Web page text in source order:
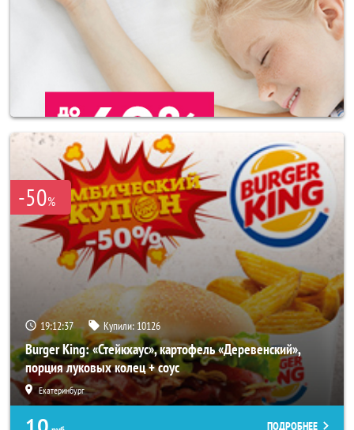
-50%
19:12:33 Купили: 10126
Burger King: «Стейкхаус», картофель «Деревенский»,
порция луковых колец + соус
Екатеринбург
ПОДРОБНЕЕ